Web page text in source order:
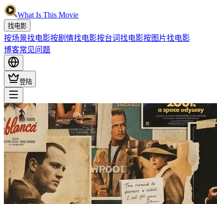
What Is This Movie
找电影
按场景找电影按剧情找电影按台词找电影按图片找电影
博客常见问题
登陆